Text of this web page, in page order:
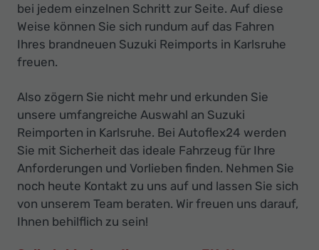
bei jedem einzelnen Schritt zur Seite. Auf diese
Weise können Sie sich rundum auf das Fahren
Ihres brandneuen Suzuki Reimports in Karlsruhe
freuen.
Also zögern Sie nicht mehr und erkunden Sie
unsere umfangreiche Auswahl an Suzuki
Reimporten in Karlsruhe. Bei Autoflex24 werden
Sie mit Sicherheit das ideale Fahrzeug für Ihre
Anforderungen und Vorlieben finden. Nehmen Sie
noch heute Kontakt zu uns auf und lassen Sie sich
von unserem Team beraten. Wir freuen uns darauf,
Ihnen behilflich zu sein!